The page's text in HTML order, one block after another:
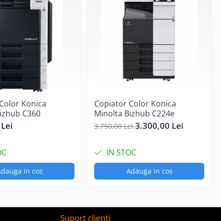
Konica
C360
in cos
Copiator Color Konica
Minolta Bizhub C224e
3.750,00 Lei3.300,00 Lei
IN STOC
Adauga in cos
Suport clienti